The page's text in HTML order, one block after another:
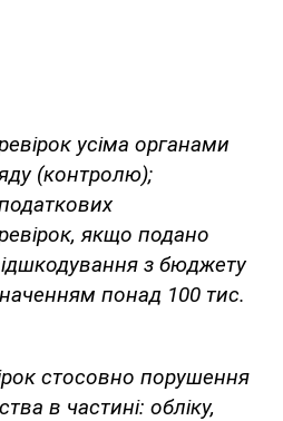
усіма органами
(контролю);
якщо подано
з бюджету
понад 100 тис.
стосовно порушення
в частині: обліку,